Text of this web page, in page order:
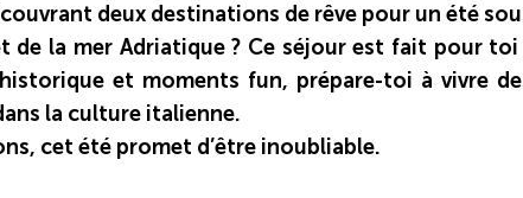
deux destinations de rêve pour un été
de la mer Adriatique ? Ce séjour est fait pour
et moments fun, prépare-toi à vivre
la culture italienne.
cet été promet d’être inoubliable.